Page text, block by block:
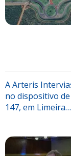
A Arteris
no dispositivo
147, em Limeira…